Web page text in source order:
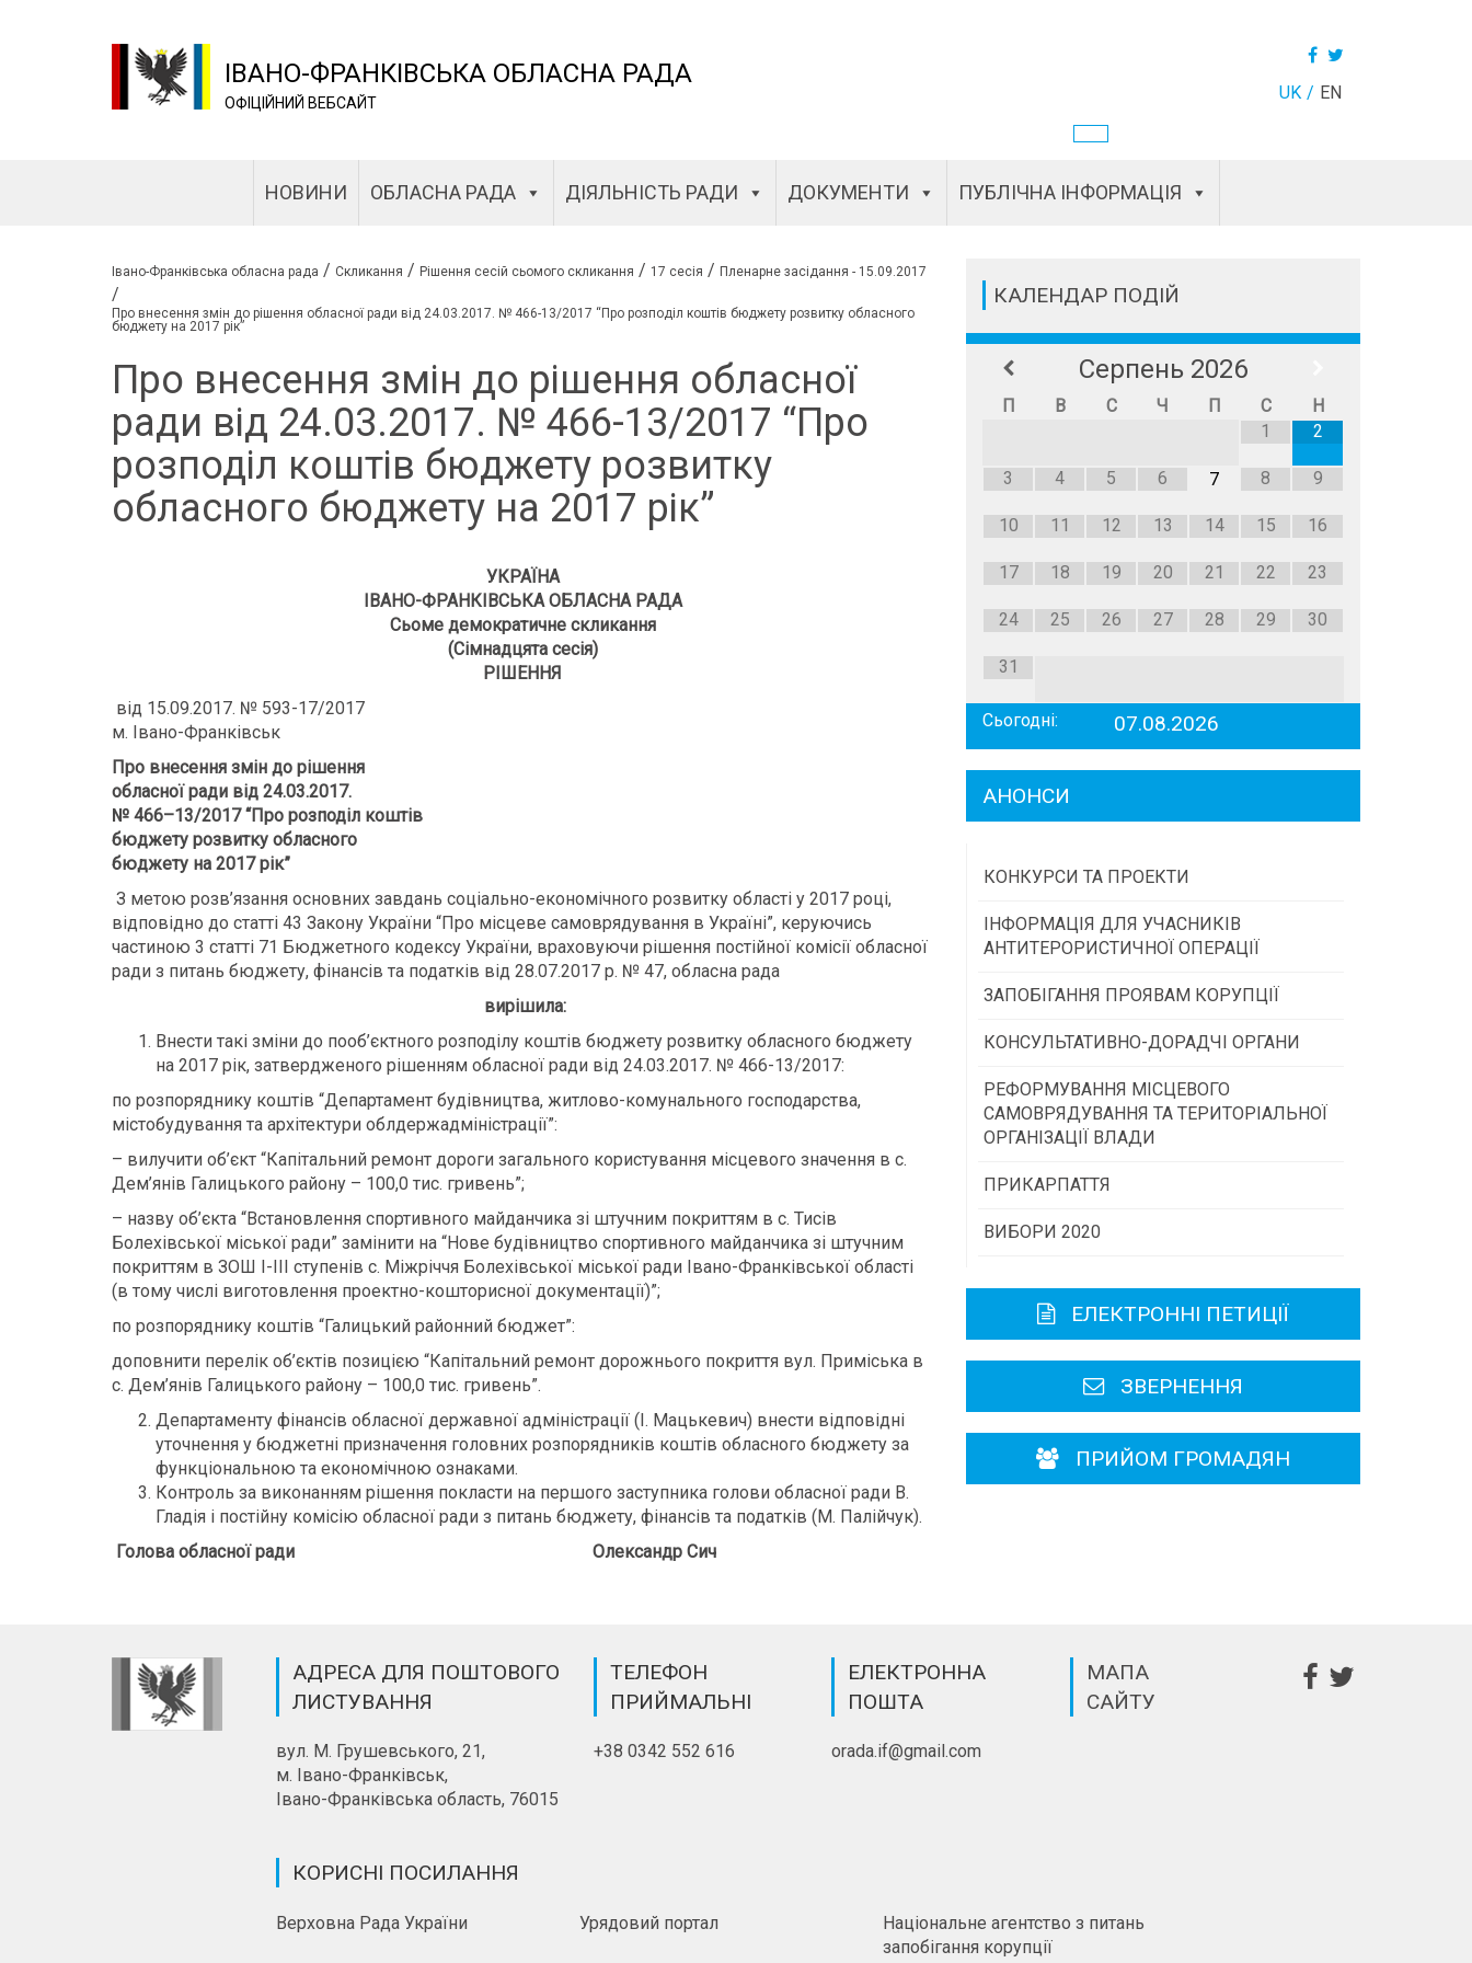
ІВАНО-ФРАНКІВСЬКА ОБЛАСНА РАДА
ОФІЦІЙНИЙ ВЕБСАЙТ UK EN
НОВИНИ ОБЛАСНА РАДА ДІЯЛЬНІСТЬ РАДИ ДОКУМЕНТИ ПУБЛІЧНА ІНФОРМАЦІЯ
Івано-Франківська обласна рада / Скликання / Рішення сесій сьомого скликання / 17 сесія / Пленарне засідання - 15.09.2017
/
Про внесення змін до рішення обласної ради від 24.03.2017. № 466-13/2017 “Про розподіл коштів бюджету розвитку обласного
бюджету на 2017 рік”
Про внесення змін до рішення обласної
ради від 24.03.2017. № 466-13/2017 “Про
розподіл коштів бюджету розвитку
обласного бюджету на 2017 рік”
УКРАЇНА
ІВАНО-ФРАНКІВСЬКА ОБЛАСНА РАДА
Сьоме демократичне скликання
(Сімнадцята сесія)
РІШЕННЯ
від 15.09.2017. № 593-17/2017
м. Івано-Франківськ
Про внесення змін до рішення
обласної ради від 24.03.2017.
№ 466–13/2017“Про розподіл коштів
бюджету розвитку обласного
бюджету на 2017рік”
З метою розв’язання основних завдань соціально-економічного розвитку області у 2017 році,
відповідно до статті 43 Закону України “Про місцеве самоврядування в Україні”, керуючись
частиною 3 статті 71 Бюджетного кодексу України, враховуючи рішення постійної комісії обласної
ради з питань бюджету, фінансів та податків від 28.07.2017 р. № 47, обласна рада
вирішила:
Внести такі зміни до пооб’єктного розподілу коштів бюджету розвитку обласного бюджету
на 2017 рік, затвердженого рішенням обласної ради від 24.03.2017. № 466-13/2017:
по розпоряднику коштів “Департамент будівництва, житлово-комунального господарства,
містобудування та архітектури облдержадміністрації”:
– вилучити об’єкт “Капітальний ремонт дороги загального користування місцевого значення в с.
Дем’янів Галицького району – 100,0 тис. гривень”;
– назву об’єкта “Встановлення спортивного майданчика зі штучним покриттям в с. Тисів
Болехівської міської ради” замінити на “Нове будівництво спортивного майданчика зі штучним
покриттям в ЗОШ І-ІІІ ступенів с. Міжріччя Болехівської міської ради Івано-Франківської області
(в тому числі виготовлення проектно-кошторисної документації)”;
по розпоряднику коштів “Галицький районний бюджет”:
доповнити перелік об’єктів позицією “Капітальний ремонт дорожнього покриття вул. Приміська в
с. Дем’янів Галицького району – 100,0 тис. гривень”.
Департаменту фінансів обласної державної адміністрації (І. Мацькевич) внести відповідні
уточнення у бюджетні призначення головних розпорядників коштів обласного бюджету за
функціональною та економічною ознаками.
Контроль за виконанням рішення покласти на першого заступника голови обласної ради В.
Гладія і постійну комісію обласної ради з питань бюджету, фінансів та податків (М. Палійчук).
Голова обласної ради Олександр Сич
КАЛЕНДАР ПОДІЙ
Серпень 2026
П В С Ч П С
Н
1
2
3 4 5 6 7 8 9
10 11 12 13 14 15 16
17 18 19 20 21 22 23
24 25 26 27 28 29 30
31
Сьогодні: 07.08.2026
АНОНСИ
КОНКУРСИ ТА ПРОЕКТИ
Конкурс проектів та програм місцевого
самоврядування
суспільства
Програми/конкурси МТД
ІНФОРМАЦІЯ ДЛЯ УЧАСНИКІВ
АНТИТЕРОРИСТИЧНОЇ ОПЕРАЦІЇ
ЗАПОБІГАННЯ ПРОЯВАМ КОРУПЦІЇ
КОНСУЛЬТАТИВНО-ДОРАДЧІ ОРГАНИ
Консультативна рада
РЕФОРМУВАННЯ МІСЦЕВОГО
САМОВРЯДУВАННЯ ТА ТЕРИТОРІАЛЬНОЇ
ОРГАНІЗАЦІЇ ВЛАДИ
ПРИКАРПАТТЯ
Історична довідка
Карта області
Районні, міські ради
ВИБОРИ 2020
ЕЛЕКТРОННІ ПЕТИЦІЇ
ЗВЕРНЕННЯ
ПРИЙОМ ГРОМАДЯН
АДРЕСА ДЛЯ ПОШТОВОГО
ЛИСТУВАННЯ
вул. М. Грушевського, 21,
м. Івано-Франківськ,
Івано-Франківська область, 76015
ТЕЛЕФОН
ПРИЙМАЛЬНІ
+38 0342 552 616
ЕЛЕКТРОННА
ПОШТА
orada.if@gmail.com
МАПА
САЙТУ
КОРИСНІ ПОСИЛАННЯ
Верховна Рада України Урядовий портал
Національне агентство з питань
запобігання корупції